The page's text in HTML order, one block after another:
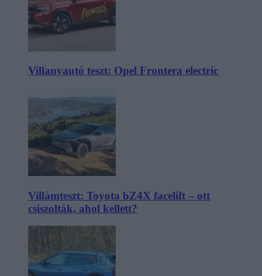
Villanyautó teszt: Opel Frontera electric
Villámteszt: Toyota bZ4X facelift – ott
csiszolták, ahol kellett?